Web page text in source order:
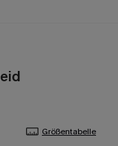
Größentabelle